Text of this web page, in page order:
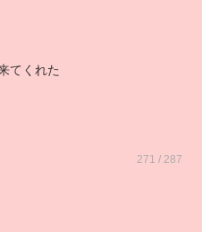
てくれた
271 / 287